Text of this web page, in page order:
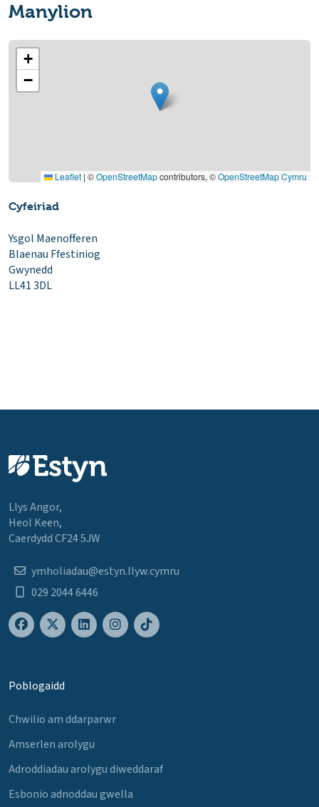
Manylion
+
−
Leaflet | ©OpenStreetMapcontributors, ©OpenStreetMap Cymru
Cyfeiriad
Ysgol Maenofferen
Blaenau Ffestiniog
Gwynedd
LL41 3DL
Llys Angor,
Heol Keen,
Caerdydd CF24 5JW
ymholiadau@estyn.llyw.cymru
029 2044 6446
Poblogaidd
Chwilio am ddarparwr
Amserlen arolygu
Adroddiadau arolygu diweddaraf
Esbonio adnoddau gwella